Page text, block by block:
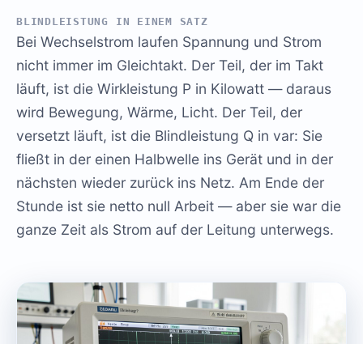
BLINDLEISTUNG IN EINEM SATZ
Bei Wechselstrom laufen Spannung und Strom
nicht immer im Gleichtakt. Der Teil, der im Takt
läuft, ist die Wirkleistung P in Kilowatt — daraus
wird Bewegung, Wärme, Licht. Der Teil, der
versetzt läuft, ist die Blindleistung Q in var: Sie
fließt in der einen Halbwelle ins Gerät und in der
nächsten wieder zurück ins Netz. Am Ende der
Stunde ist sie netto null Arbeit — aber sie war die
ganze Zeit als Strom auf der Leitung unterwegs.